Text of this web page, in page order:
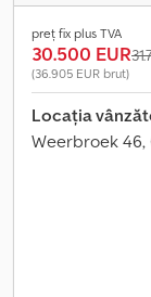
preț fix plus TVA
30.500 EUR
(36.905 EUR brut)
Locația
Weerbroek 46,